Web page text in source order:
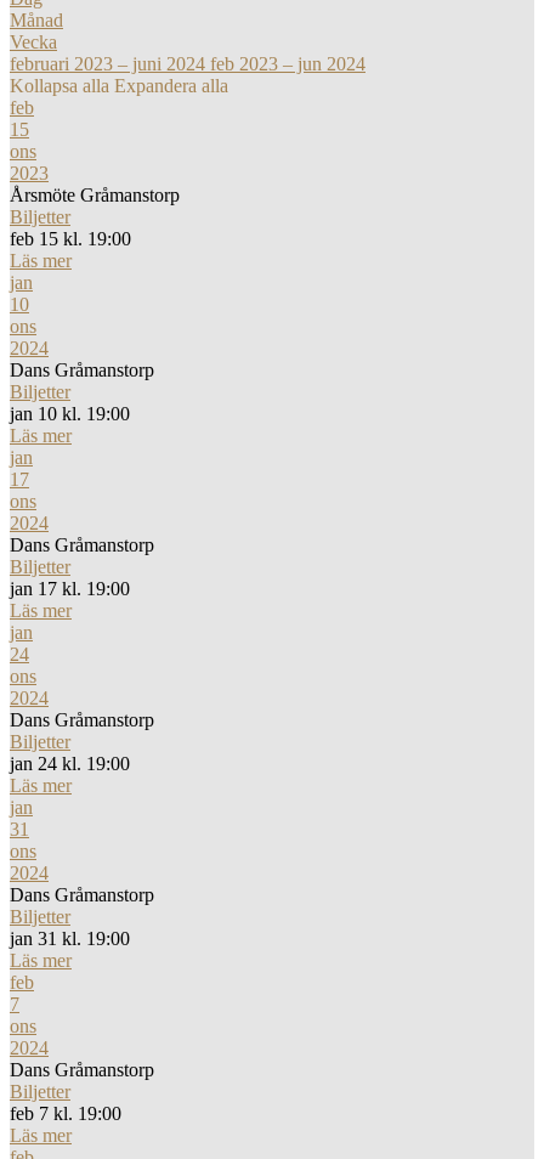
Månad
Vecka
februari 2023 – juni 2024 feb 2023 – jun 2024
Kollapsa alla Expandera alla
feb
15
ons
2023
Årsmöte Gråmanstorp
Biljetter
feb 15 kl. 19:00
Läs mer
jan
10
ons
2024
Dans Gråmanstorp
Biljetter
jan 10 kl. 19:00
Läs mer
jan
17
ons
2024
Dans Gråmanstorp
Biljetter
jan 17 kl. 19:00
Läs mer
jan
24
ons
2024
Dans Gråmanstorp
Biljetter
jan 24 kl. 19:00
Läs mer
jan
31
ons
2024
Dans Gråmanstorp
Biljetter
jan 31 kl. 19:00
Läs mer
feb
7
ons
2024
Dans Gråmanstorp
Biljetter
feb 7 kl. 19:00
Läs mer